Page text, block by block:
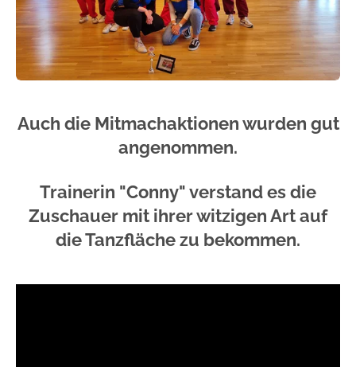
Auch die Mitmachaktionen wurden gut
angenommen.
Trainerin "Conny" verstand es die
Zuschauer mit ihrer witzigen Art auf
die Tanzfläche zu bekommen.